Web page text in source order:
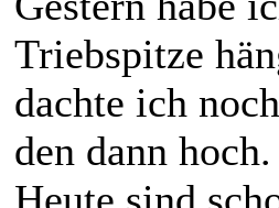
Triebspitze
dachte ich
den dann hoch.
Heute sind